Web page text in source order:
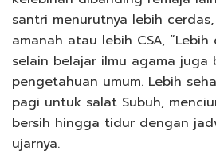
santri menurutnya lebih
amanah atau lebih CSA,
selain belajar ilmu agama juga
pengetahuan umum. Lebih
pagi untuk salat Subuh,
bersih hingga tidur dengan
ujarnya.